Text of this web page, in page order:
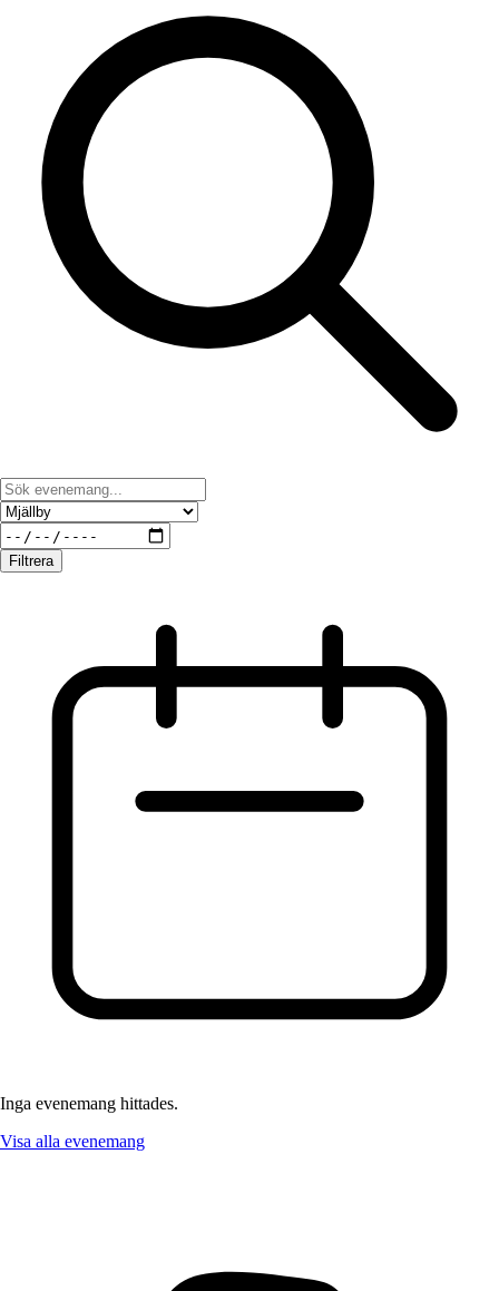
Filtrera
Inga evenemang hittades.
Visa alla evenemang